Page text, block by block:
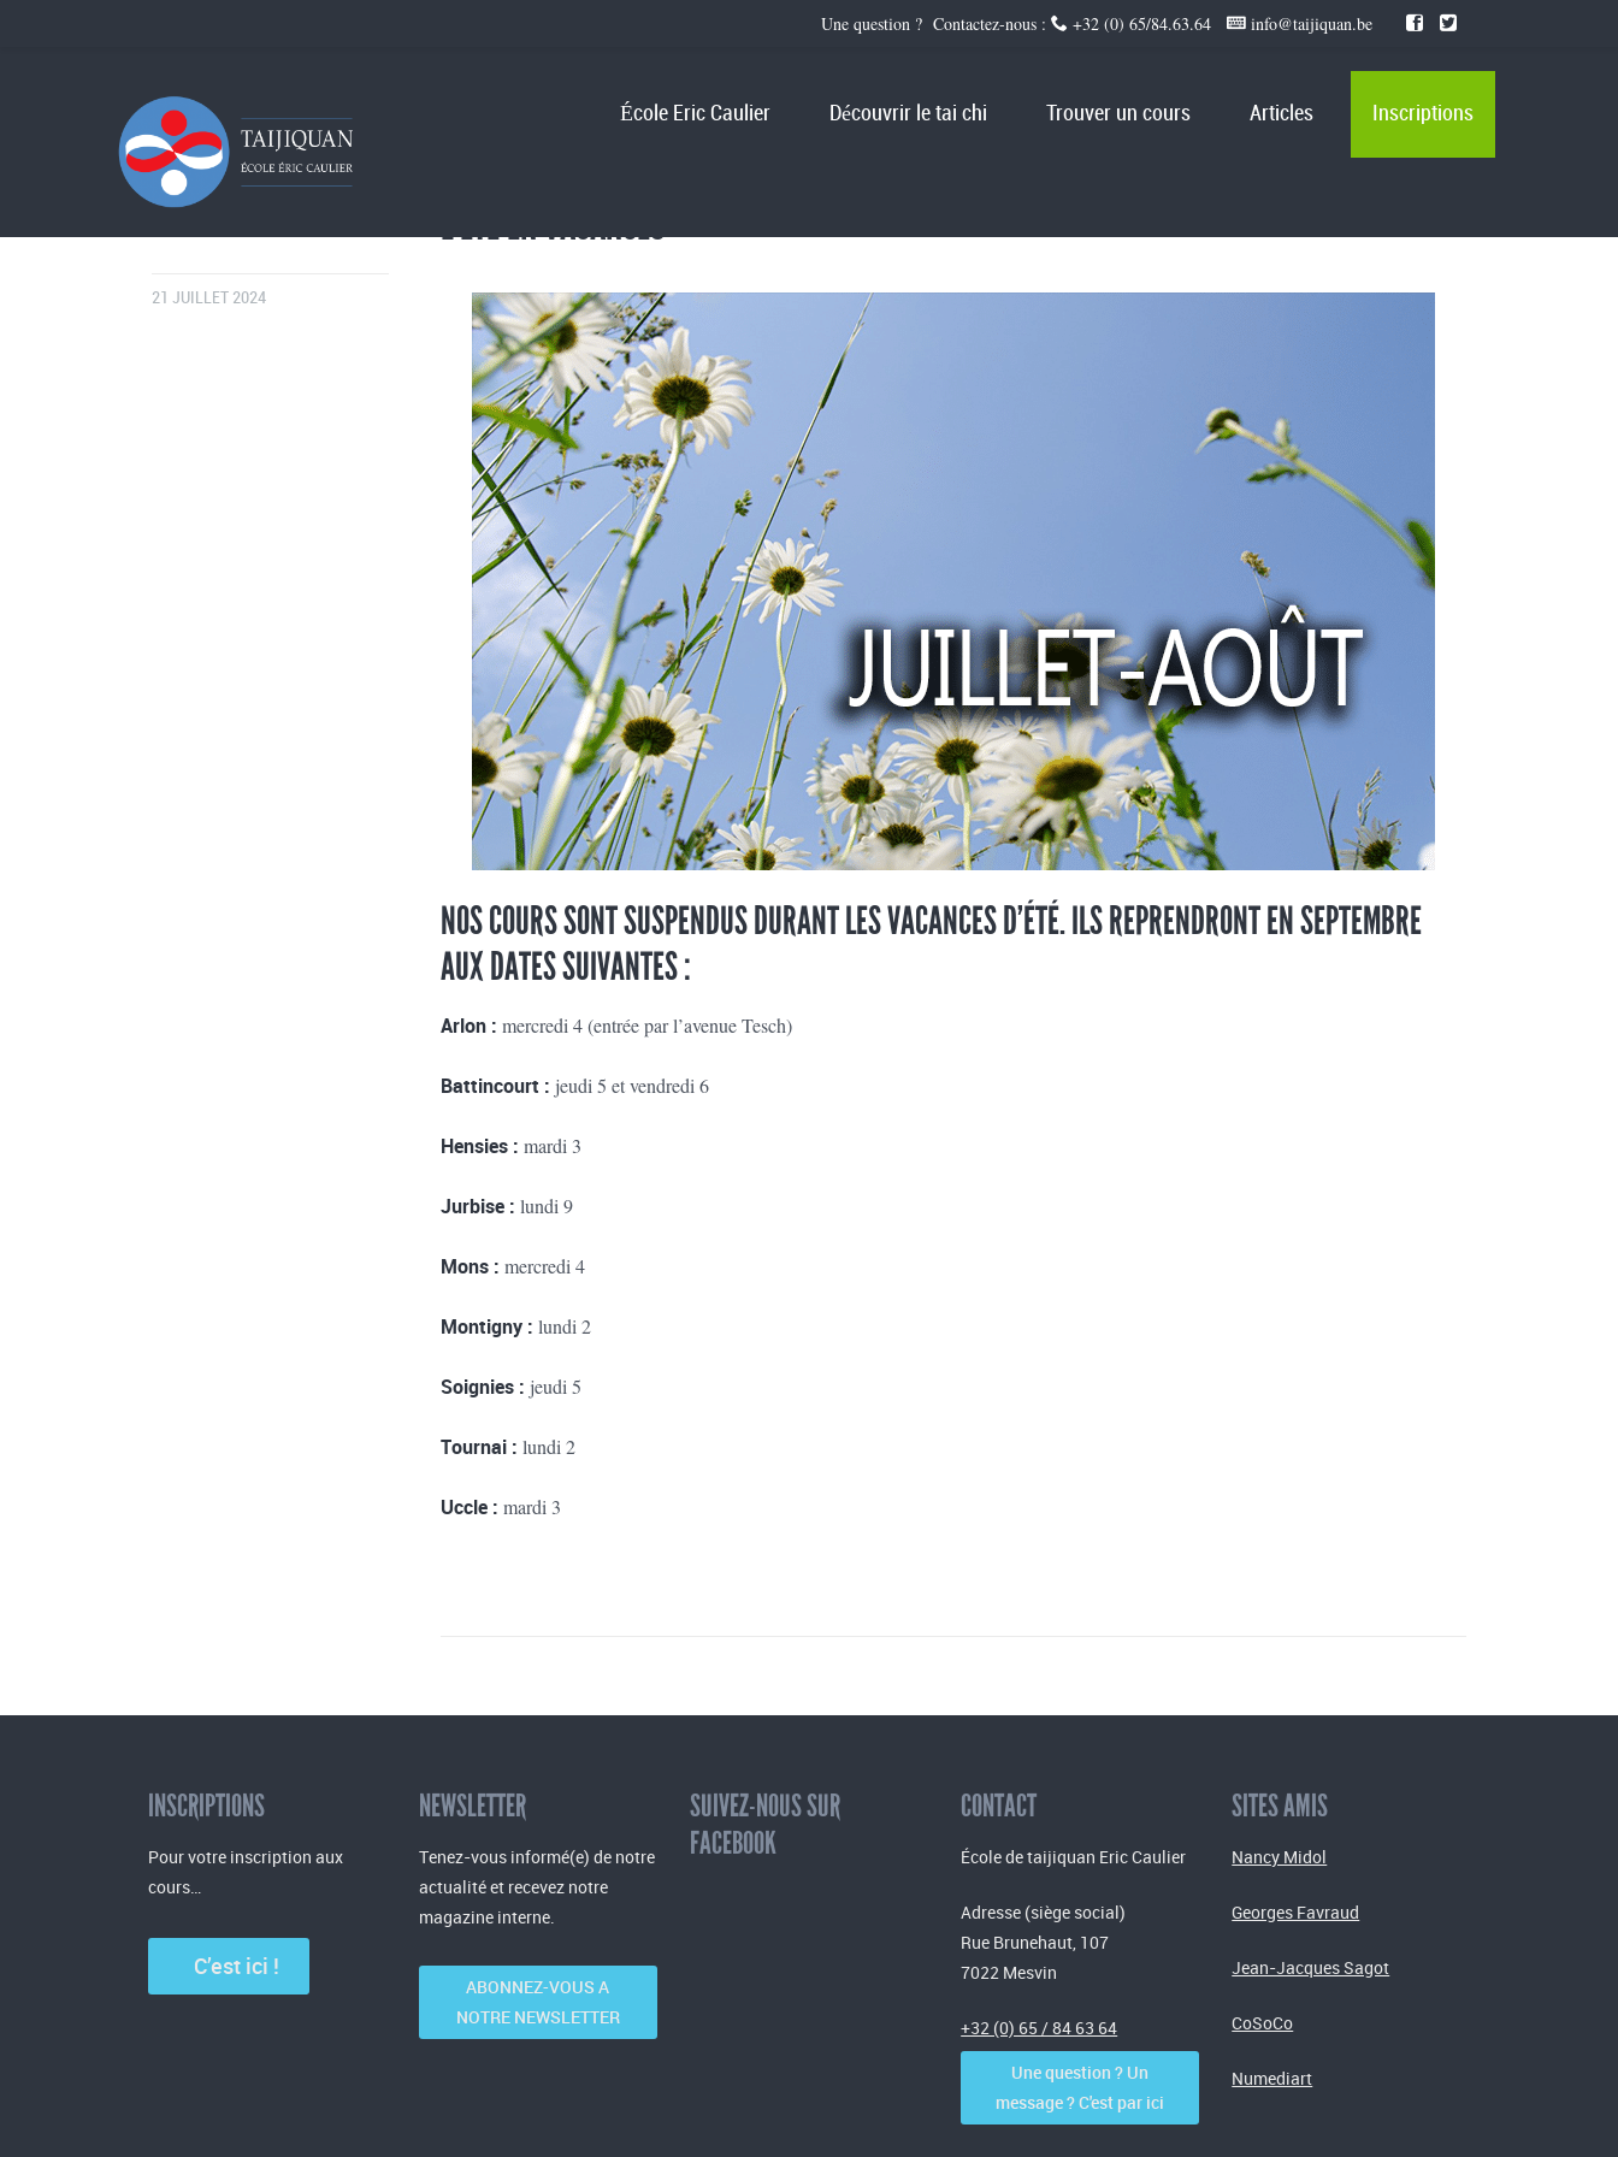
École Eric Caulier Découvrir le tai chi Trouver un cours Articles Inscriptions
L’ÉTÉ EN VACANCES
21 JUILLET 2024
NOS COURS SONT SUSPENDUS DURANT LES VACANCES D’ÉTÉ. ILS REPRENDRONT EN SEPTEMBRE
AUX DATES SUIVANTES :
Arlon : mercredi 4 (entrée par l’avenue Tesch)
Battincourt : jeudi 5 et vendredi 6
Hensies : mardi 3
Jurbise : lundi 9
Mons : mercredi 4
Montigny : lundi 2
Soignies : jeudi 5
Tournai : lundi 2
Uccle : mardi 3
INSCRIPTIONS
Pour votre inscription aux
cours…
C’est ici !
NEWSLETTER
Tenez-vous informé(e) de notre
actualité et recevez notre
magazine interne.
ABONNEZ-VOUS A
NOTRE NEWSLETTER
SUIVEZ-NOUS SUR
FACEBOOK
CONTACT
École de taijiquan Eric Caulier
Adresse (siège social)
Rue Brunehaut, 107
7022 Mesvin
+32 (0) 65 / 84 63 64
Une question ? Un
message ? C'est par ici
SITES AMIS
Nancy Midol
Georges Favraud
Jean-Jacques Sagot
CoSoCo
Numediart
Une question ? Contactez-nous : +32 (0) 65/84.63.64 info@taijiquan.be